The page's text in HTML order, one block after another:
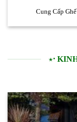
Cung Cấp
⋆⋅